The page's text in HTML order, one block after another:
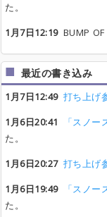
た。
1月7日12:19BUMP OF
最近の書き込み
1月7日12:49 打ち上げ
1月6日20:41
「スノー
た。
1月6日20:27 打ち上げ
1月6日19:49
「スノー
た。